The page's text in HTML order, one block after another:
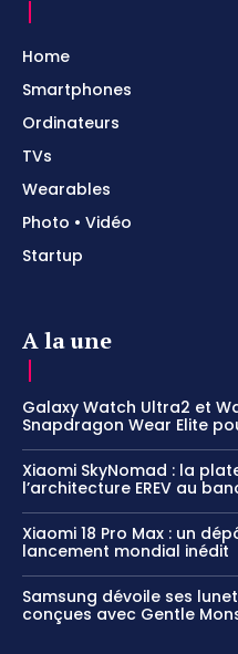
Home
Smartphones
Ordinateurs
TVs
Wearables
Photo • Vidéo
Startup
A la une
Galaxy Watch Ultra2 et
Snapdragon Wear Elite
Xiaomi SkyNomad : la
l’architecture EREV au
Xiaomi 18 Pro Max : un
lancement mondial inédit
Samsung dévoile ses
conçues avec Gentle